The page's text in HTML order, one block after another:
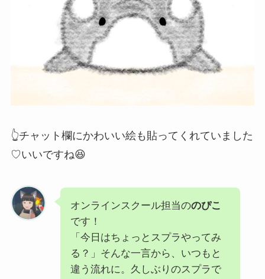
👆チャット欄にかわいい絵も貼ってくれていました
♡いいですね😆
オンラインスクール担当ののぴこ
です！
「今日はちょっとスプラやってみ
る？」そんな一言から、いつもと
違う流れに。久しぶりのスプラで